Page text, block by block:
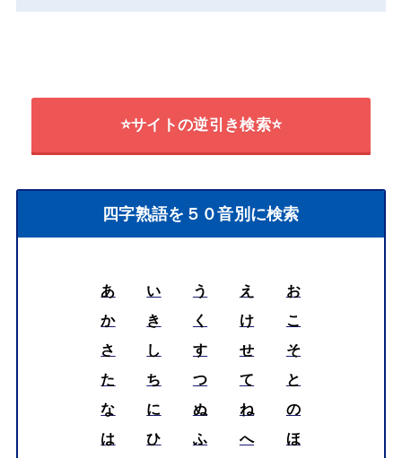
⭐サイトの逆引き検索⭐
四字熟語を５０音別に検索
あ い う え
お
か
き く け
こ
さ
し す せ
そ
た
ち つ て
と
な
に ぬ ね
の
は
ひ ふ へ
ほ